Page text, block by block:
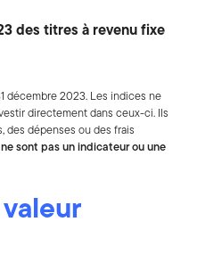
des titres à revenu fixe
décembre 2023. Les indices ne
directement dans ceux-ci. Ils
des dépenses ou des frais
sont pas un indicateur ou une